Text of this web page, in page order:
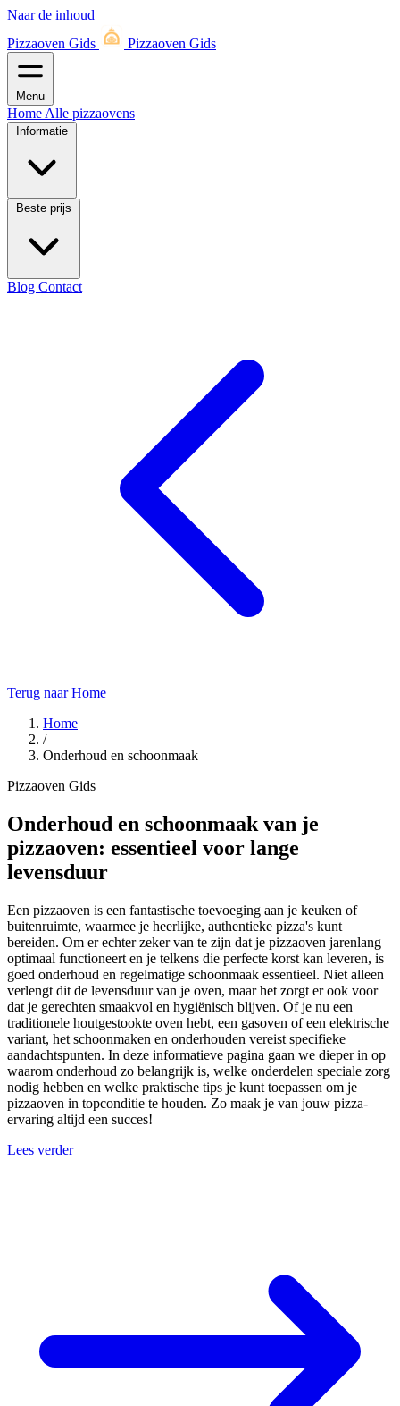
Naar de inhoud
Pizzaoven Gids
Pizzaoven Gids
Menu
Home Alle pizzaovens
Informatie
Beste prijs
Blog Contact
Terug naar Home
Home
/
Onderhoud en schoonmaak
Pizzaoven Gids
Onderhoud en schoonmaak van je
pizzaoven: essentieel voor lange
levensduur
Een pizzaoven is een fantastische toevoeging aan je keuken of
buitenruimte, waarmee je heerlijke, authentieke pizza's kunt
bereiden. Om er echter zeker van te zijn dat je pizzaoven jarenlang
optimaal functioneert en je telkens die perfecte korst kan leveren, is
goed onderhoud en regelmatige schoonmaak essentieel. Niet alleen
verlengt dit de levensduur van je oven, maar het zorgt er ook voor
dat je gerechten smaakvol en hygiënisch blijven. Of je nu een
traditionele houtgestookte oven hebt, een gasoven of een elektrische
variant, het schoonmaken en onderhouden vereist specifieke
aandachtspunten. In deze informatieve pagina gaan we dieper in op
waarom onderhoud zo belangrijk is, welke onderdelen speciale zorg
nodig hebben en welke praktische tips je kunt toepassen om je
pizzaoven in topconditie te houden. Zo maak je van jouw pizza-
ervaring altijd een succes!
Lees verder